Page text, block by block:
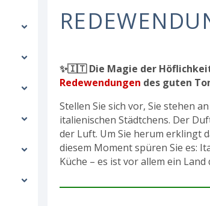
✨🇮🇹 Die Magie der
Redewendungen des guten
Stellen Sie sich vor, Sie stehen
italienischen Städtchens. Der
der Luft. Um Sie herum erklingt
diesem Moment spüren Sie es:
Küche – es ist vor allem ein